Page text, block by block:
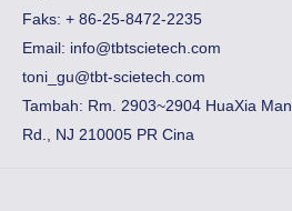
Faks: ​+ 86-25-8472-2235
Email: info@tbtscietech.com
toni_gu@tbt-scietech.com
Tambah: Rm. 2903~2904 HuaXia
Rd., NJ 210005 PR Cina